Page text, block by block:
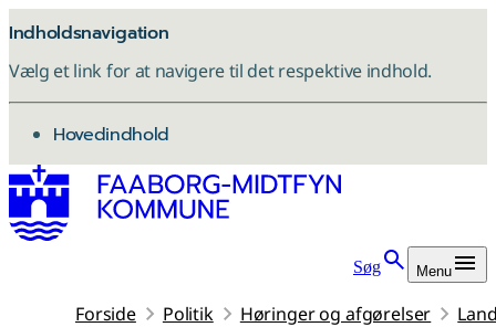
Indholdsnavigation
Vælg et link for at navigere til det respektive indhold.
gå til
Hovedindhold
Søg Menu
Forside Politik Høringer og afgørelser